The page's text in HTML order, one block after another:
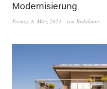
Modernisierung
Freitag, 8. März 2024 von Redaktion